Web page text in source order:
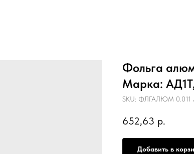
Фольга
Марка:
SKU: ФЛГАЛЮМ 0.011
652,63 р.
Добавить в